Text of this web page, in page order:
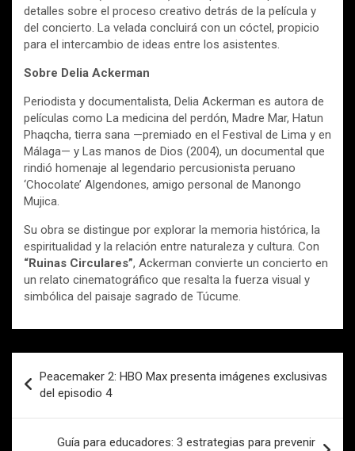
detalles sobre el proceso creativo detrás de la película y
del concierto. La velada concluirá con un cóctel, propicio
para el intercambio de ideas entre los asistentes.
Sobre Delia Ackerman
Periodista y documentalista, Delia Ackerman es autora de
películas como La medicina del perdón, Madre Mar, Hatun
Phaqcha, tierra sana —premiado en el Festival de Lima y en
Málaga— y Las manos de Dios (2004), un documental que
rindió homenaje al legendario percusionista peruano
‘Chocolate’ Algendones, amigo personal de Manongo
Mujica.
Su obra se distingue por explorar la memoria histórica, la
espiritualidad y la relación entre naturaleza y cultura. Con
“Ruinas Circulares”, Ackerman convierte un concierto en
un relato cinematográfico que resalta la fuerza visual y
simbólica del paisaje sagrado de Túcume.
de
entradas
Peacemaker 2: HBO Max presenta imágenes exclusivas
del episodio 4
Guía para educadores: 3 estrategias para prevenir